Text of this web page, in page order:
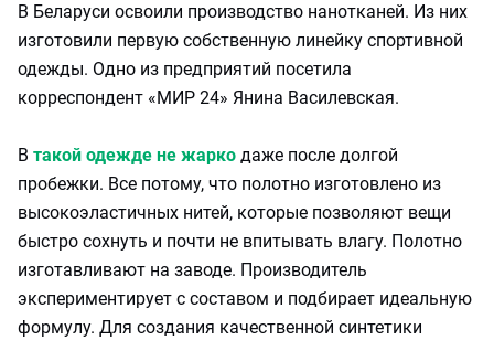
В Беларуси освоили производство нанотканей. Из них
изготовили первую собственную линейку спортивной
одежды. Одно из предприятий посетила
корреспондент «МИР 24» Янина Василевская.
В такой одежде не жарко даже после долгой
пробежки. Все потому, что полотно изготовлено из
высокоэластичных нитей, которые позволяют вещи
быстро сохнуть и почти не впитывать влагу. Полотно
изготавливают на заводе. Производитель
экспериментирует с составом и подбирает идеальную
формулу. Для создания качественной синтетики